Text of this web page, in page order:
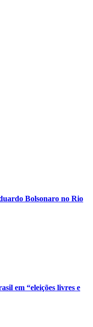
Bolsonaro no Rio
em “eleições livres e